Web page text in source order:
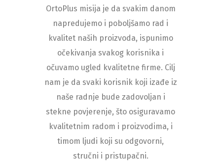
OrtoPlus misija je da svakim danom
napredujemo i poboljšamo rad i
kvalitet naših proizvoda, ispunimo
očekivanja svakog korisnika i
očuvamo ugled kvalitetne firme. Cilj
nam je da svaki korisnik koji izađe iz
naše radnje bude zadovoljan i
stekne povjerenje, što osiguravamo
kvalitetnim radom i proizvodima, i
timom ljudi koji su odgovorni,
stručni i pristupačni.